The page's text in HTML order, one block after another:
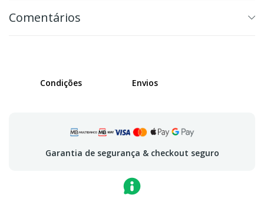
Comentários
Condições Envios
Garantia de segurança & checkout seguro